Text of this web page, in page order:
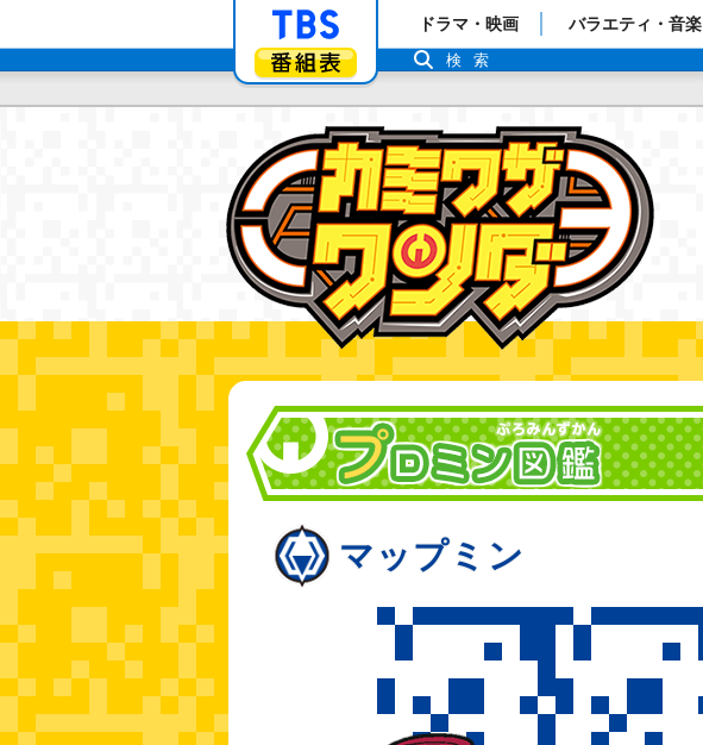
「TBSテレビ」トップページ
番組表
ドラマ・映画 バラエティ・音楽
検索
マップミン